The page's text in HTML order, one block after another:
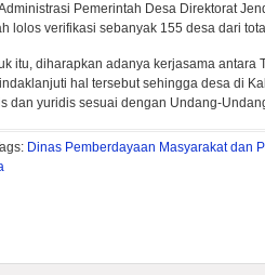
Pemerintah Desa Direktorat
lolos verifikasi sebanyak 155 desa dari
itu, diharapkan adanya kerjasama
hal tersebut sehingga desa di
dan yuridis sesuai dengan Undang-
Dinas Pemberdayaan Masyarakat dan